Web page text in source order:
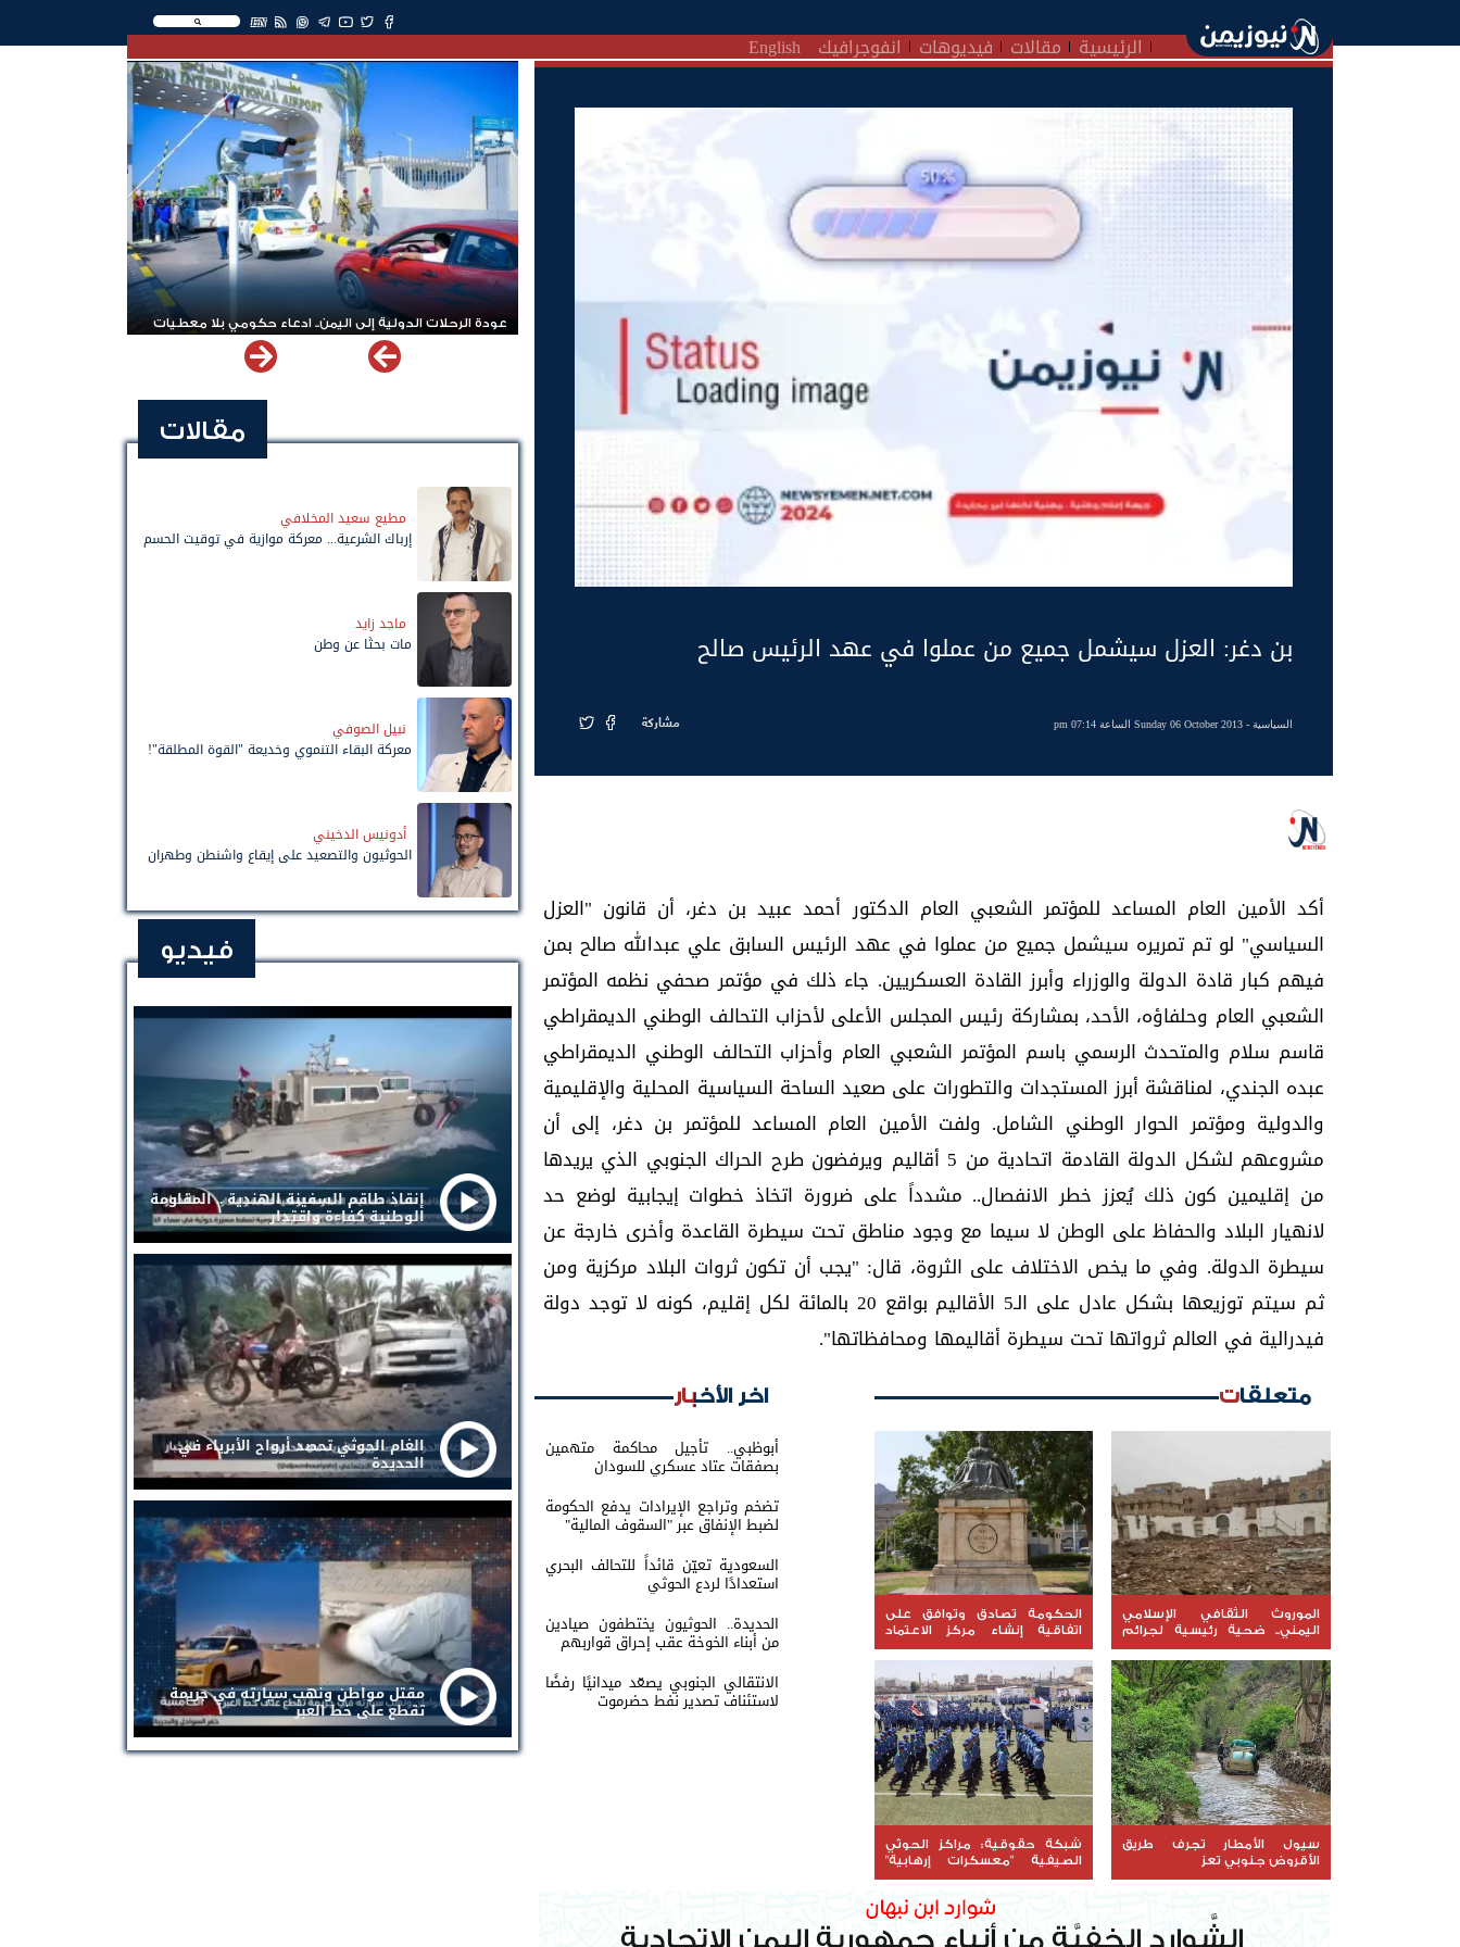
EN
الرئيسية مقالات فيديوهات انفوجرافيك English
بن دغر: العزل سيشمل جميع من عملوا في عهد الرئيس صالح
السياسية- Sunday 06 October 2013 الساعة 07:14 pm مشاركة
أكد الأمين العام المساعد للمؤتمر الشعبي العام الدكتور أحمد عبيد بن دغر، أن قانون "العزل
السياسي" لو تم تمريره سيشمل جميع من عملوا في عهد الرئيس السابق علي عبدالله صالح بمن
فيهم كبار قادة الدولة والوزراء وأبرز القادة العسكريين. جاء ذلك في مؤتمر صحفي نظمه المؤتمر
الشعبي العام وحلفاؤه، الأحد، بمشاركة رئيس المجلس الأعلى لأحزاب التحالف الوطني الديمقراطي
قاسم سلام والمتحدث الرسمي باسم المؤتمر الشعبي العام وأحزاب التحالف الوطني الديمقراطي
عبده الجندي، لمناقشة أبرز المستجدات والتطورات على صعيد الساحة السياسية المحلية والإقليمية
والدولية ومؤتمر الحوار الوطني الشامل. ولفت الأمين العام المساعد للمؤتمر بن دغر، إلى أن
مشروعهم لشكل الدولة القادمة اتحادية من 5 أقاليم ويرفضون طرح الحراك الجنوبي الذي يريدها
من إقليمين كون ذلك يُعزز خطر الانفصال.. مشدداً على ضرورة اتخاذ خطوات إيجابية لوضع حد
لانهيار البلاد والحفاظ على الوطن لا سيما مع وجود مناطق تحت سيطرة القاعدة وأخرى خارجة عن
سيطرة الدولة. وفي ما يخص الاختلاف على الثروة، قال: "يجب أن تكون ثروات البلاد مركزية ومن
ثم سيتم توزيعها بشكل عادل على الـ5 الأقاليم بواقع 20 بالمائة لكل إقليم، كونه لا توجد دولة
فيدرالية في العالم ثرواتها تحت سيطرة أقاليمها ومحافظاتها".
متعلقات
الموروث الثقافي الإسلامي
اليمني.. ضحية رئيسية لجرائم
الحوثي (تقرير رصد)
الحكومة تصادق وتوافق على
اتفاقية إنشاء مركز الاعتماد
الخليجي ومشروعين للمياه
سيول الأمطار تجرف طريق
الأقروض جنوبي تعز
شبكة حقوقية: مراكز الحوثي
الصيفية "معسكرات إرهابية"
لتجييش الأطفال طائفياً
اخر الأخبار
أبوظبي.. تأجيل محاكمة متهمين
بصفقات عتاد عسكري للسودان
تضخم وتراجع الإيرادات يدفع الحكومة
لضبط الإنفاق عبر "السقوف المالية"
السعودية تعيّن قائداً للتحالف البحري
استعدادًا لردع الحوثي
الحديدة.. الحوثيون يختطفون صيادين
من أبناء الخوخة عقب إحراق قواربهم
الانتقالي الجنوبي يصعّد ميدانيًا رفضًا
لاستئناف تصدير نفط حضرموت
عودة الرحلات الدولية إلى اليمن.. ادعاء حكومي بلا معطيات
مقالات
مطيع سعيد المخلافي
إرباك الشرعية... معركة موازية في توقيت الحسم
ماجد زايد
مات بحثًا عن وطن
نبيل الصوفي
معركة البقاء التنموي وخديعة "القوة المطلقة"!
أدونيس الدخيني
الحوثيون والتصعيد على إيقاع واشنطن وطهران
فيديو
إنقاذ طاقم السفينة الهندية .. المقاومة
الوطنية كفاءة واقتدار
الغام الحوثي تحصد أرواح الأبرياء في
الحديدة
مقتل مواطن ونهب سيارته في جريمة
تقطع على خط العبر